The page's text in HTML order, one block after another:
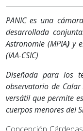
PANIC es una
desarrollada
Astronomie (MPIA) y
(IAA-CSIC)
Diseñada para los
observatorio de
versátil que permite
cuerpos menores del
Concepción